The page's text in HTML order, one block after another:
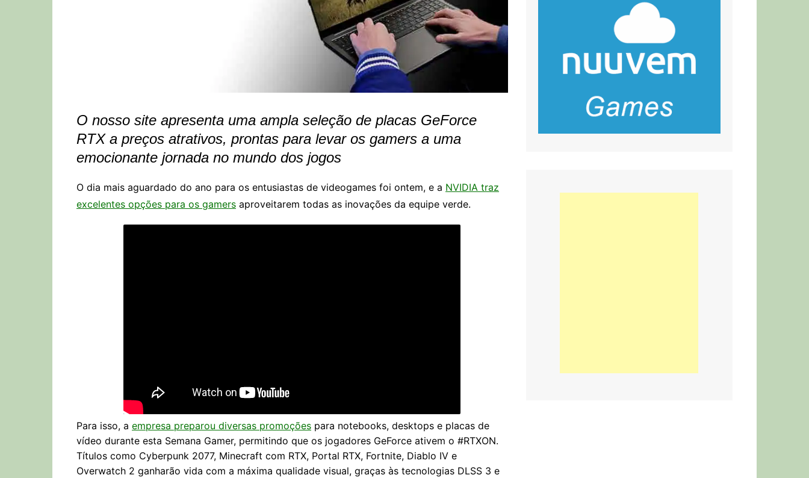
O nosso site apresenta uma ampla seleção de placas GeForce
RTX a preços atrativos, prontas para levar os gamers a uma
emocionante jornada no mundo dos jogos
O dia mais aguardado do ano para os entusiastas de videogames foi ontem, e a NVIDIA traz
excelentes opções para os gamers aproveitarem todas as inovações da equipe verde.
Para isso, a empresa preparou diversas promoções para notebooks, desktops e placas de
vídeo durante esta Semana Gamer, permitindo que os jogadores GeForce ativem o #RTXON.
Títulos como Cyberpunk 2077, Minecraft com RTX, Portal RTX, Fortnite, Diablo IV e
Overwatch 2 ganharão vida com a máxima qualidade visual, graças às tecnologias DLSS 3 e